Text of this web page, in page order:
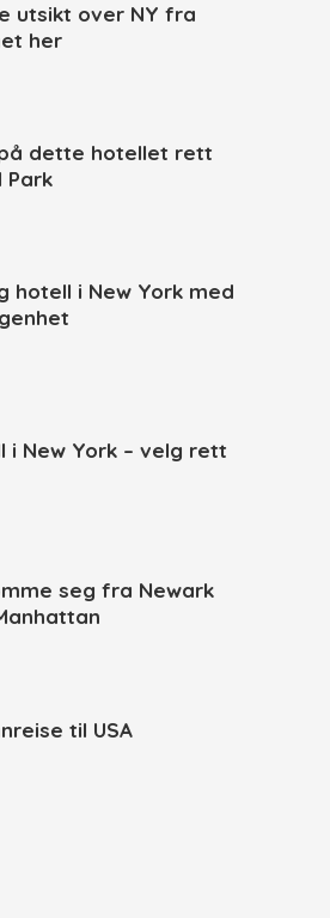
utsikt over NY fra
her
på dette hotellet rett
Park
hotell i New York med
i New York – velg rett
seg fra Newark
til USA